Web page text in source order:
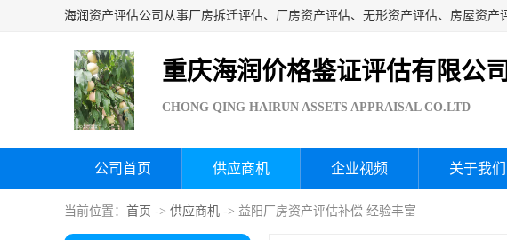
重庆海润价格鉴证评估有限公司
CHONG QING HAIRUN ASSETS APPRAISAL CO.LTD
公司首页 供应商机 企业视频 关于我们
当前位置： 首页 -> 供应商机 -> 益阳厂房资产评估补偿 经验丰富